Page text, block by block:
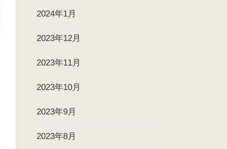
2024年1月
2023年12月
2023年11月
2023年10月
2023年9月
2023年8月